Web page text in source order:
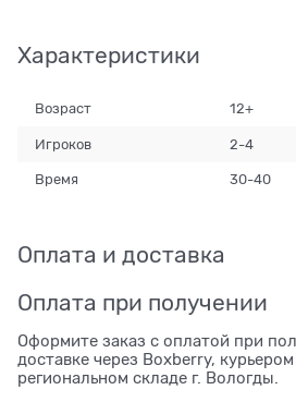
Характеристики
Возраст 12+
Игроков 2-4
Время 30-40
Оплата и доставка
Оплата при получении
Оформите заказ с оплатой при
доставке через Boxberry,
региональном складе г. Вологды.